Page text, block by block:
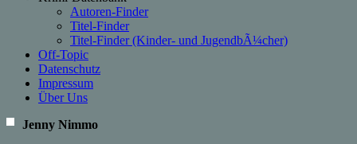
Autoren-Finder
Titel-Finder
Titel-Finder (Kinder- und JugendbÃ¼cher)
Off-Topic
Datenschutz
Impressum
Über Uns
Jenny Nimmo